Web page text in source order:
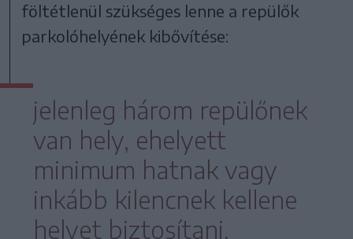
föltétlenül szükséges lenne a repülők
parkolóhelyének kibővítése:
jelenleg három repülőnek
van hely, ehelyett
minimum hatnak vagy
inkább kilencnek kellene
helyet biztosítani.